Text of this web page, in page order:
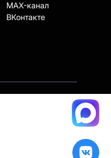
MAX-канал
ВКонтакте